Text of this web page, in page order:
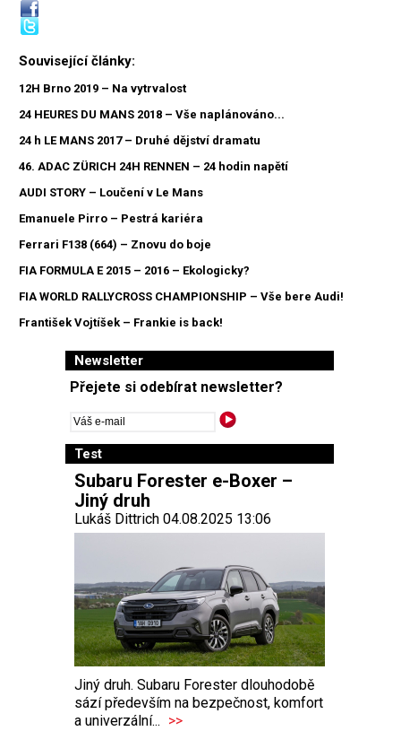
Související články:
12H Brno 2019 – Na vytrvalost
24 HEURES DU MANS 2018 – Vše naplánováno...
24 h LE MANS 2017 – Druhé dějství dramatu
46. ADAC ZÜRICH 24H RENNEN – 24 hodin napětí
AUDI STORY – Loučení v Le Mans
Emanuele Pirro – Pestrá kariéra
Ferrari F138 (664) – Znovu do boje
FIA FORMULA E 2015 – 2016 – Ekologicky?
FIA WORLD RALLYCROSS CHAMPIONSHIP – Vše bere Audi!
František Vojtíšek – Frankie is back!
Newsletter
Přejete si odebírat newsletter?
Test
Subaru Forester e-Boxer –
Jiný druh
Lukáš Dittrich 04.08.2025 13:06
Jiný druh. Subaru Forester dlouhodobě
sází především na bezpečnost, komfort
a univerzální... >>